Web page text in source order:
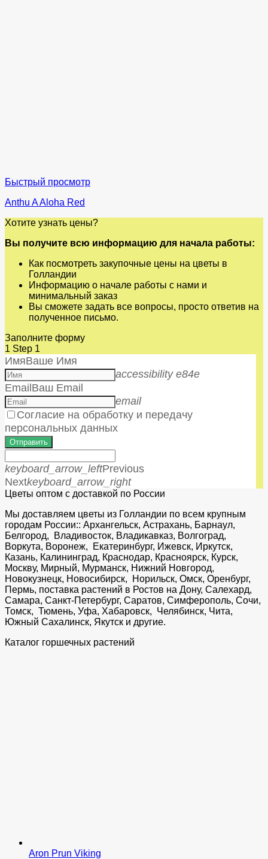
Быстрый просмотр
Anthu A Aloha Red
Хотите узнать цены?
Вы получите всю информацию для начала работы:
Как посмотреть закупочные цены на цветы в
Голландии
Информацию о начале работы с нами и
минимальный заказ
Вы сможете задать все вопросы, просто ответив на
полученное письмо.
Заполните форму
1 Step 1
ИмяВаше Имя
accessibility e84e
EmailВаш Email
email
Согласие на обработку и передачу
персональных данных
Отправить
keyboard_arrow_leftPrevious
Nextkeyboard_arrow_right
Цветы оптом с доставкой по России
Мы доставляем цветы из Голландии по всем крупным
городам России:: Архангельск, Астрахань, Барнаул,
Белгород, Владивосток, Владикавказ, Волгоград,
Воркута, Воронеж, Екатеринбург, Ижевск, Иркутск,
Казань, Калининград, Краснодар, Красноярск, Курск,
Москву, Мирный, Мурманск, Нижний Новгород,
Новокузнецк, Новосибирск, Норильск, Омск, Оренбург,
Пермь, поставка растений в Ростов на Дону, Салехард,
Самара, Санкт-Петербург, Саратов, Симферополь, Сочи,
Томск, Тюмень, Уфа, Хабаровск, Челябинск, Чита,
Южный Сахалинск, Якутск и другие.
Каталог горшечных растений
Aron Prun Viking